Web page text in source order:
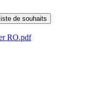
de souhaits
RO.pdf